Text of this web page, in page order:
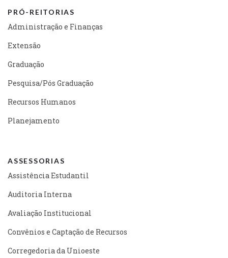
PRÓ-REITORIAS
Administração e Finanças
Extensão
Graduação
Pesquisa/Pós Graduação
Recursos Humanos
Planejamento
ASSESSORIAS
Assistência Estudantil
Auditoria Interna
Avaliação Institucional
Convênios e Captação de Recursos
Corregedoria da Unioeste